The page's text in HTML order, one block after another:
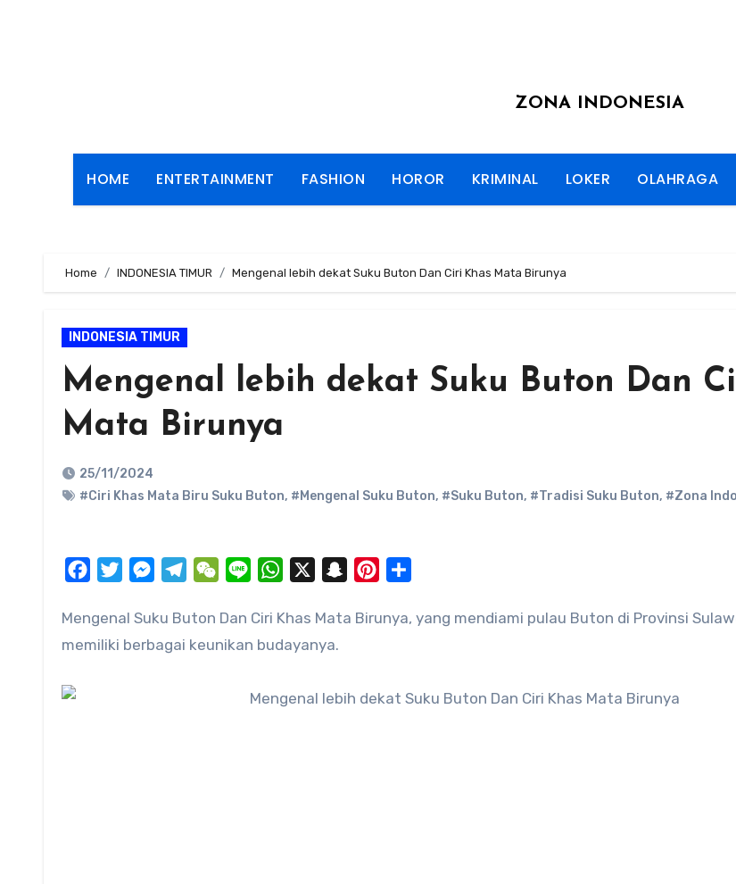
ZONA INDONESIA
HOME ENTERTAINMENT FASHION HOROR KRIMINAL LOKER OLAHRAGA
Home INDONESIA TIMUR Mengenal lebih dekat Suku Buton Dan Ciri Khas Mata Birunya
INDONESIA TIMUR
Mengenal lebih dekat Suku Buton Dan
Mata Birunya
25/11/2024
#Ciri Khas Mata Biru Suku Buton, #Mengenal Suku Buton, #Suku Buton, #Tradisi Suku Buton, #Zona
FacebookTwitterMessengerTelegramWeChat
Line WhatsApp SnapchatPinterest
Mengenal Suku Buton Dan Ciri Khas Mata Birunya, yang mendiami pulau Buton di Provinsi Sulawesi Tenggara
memiliki berbagai keunikan budayanya.